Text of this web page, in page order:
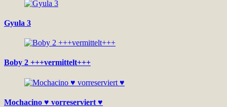
Gyula 3
Boby 2 +++vermittelt+++
Mochacino ♥ vorreserviert ♥